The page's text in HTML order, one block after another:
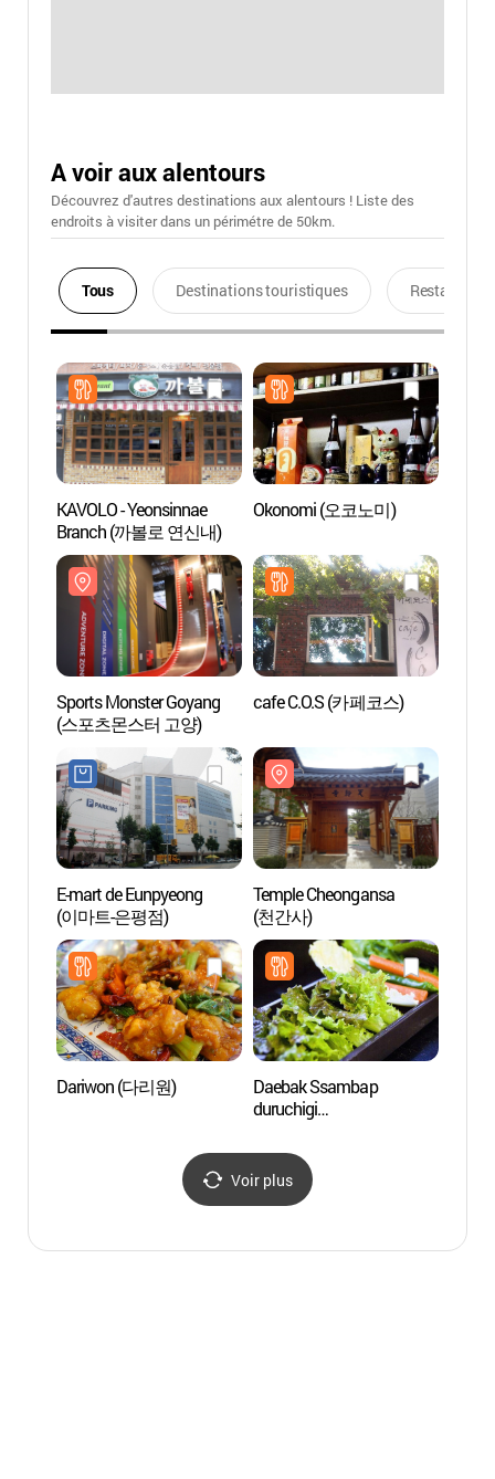
A voir aux alentours
Découvrez d'autres destinations aux alentours ! Liste des
endroits à visiter dans un périmétre de 50km.
Tous Destinations touristiques Restaurants
KAVOLO - Yeonsinnae
Branch (까볼로 연신내)
Okonomi (오코노미)
Sports Monster Goyang
(스포츠몬스터 고양)
cafe C.O.S (카페코스)
E-mart de Eunpyeong
(이마트-은평점)
Temple Cheongansa
(천간사)
Dariwon (다리원)
Daebak Ssambap
duruchigi
Voir plus